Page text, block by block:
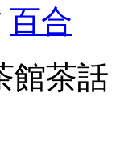
百合
館茶話